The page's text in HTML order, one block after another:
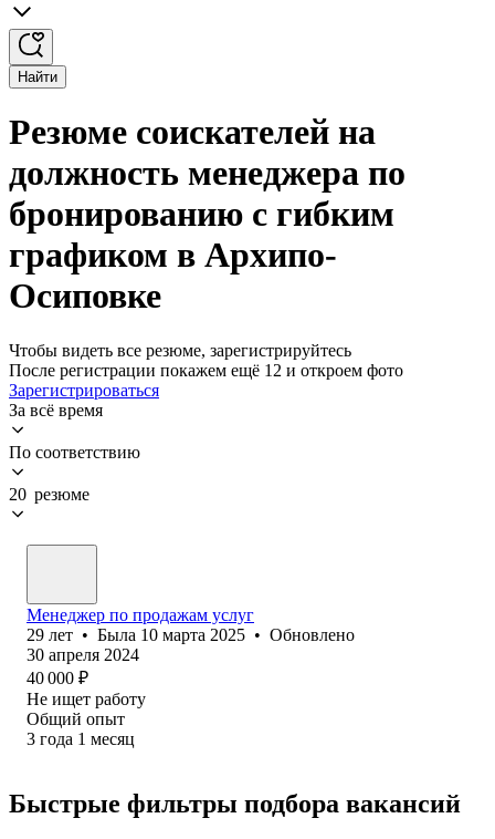
Найти
Резюме соискателей на
должность менеджера по
бронированию с гибким
графиком в Архипо-
Осиповке
Чтобы видеть все резюме, зарегистрируйтесь
После регистрации покажем ещё 12 и откроем фото
Зарегистрироваться
За всё время
По соответствию
20 резюме
Менеджер по продажам услуг
29 лет • Была 10 марта 2025 • Обновлено
30 апреля 2024
40 000 ₽
Не ищет работу
Общий опыт
3 года 1 месяц
Быстрые фильтры подбора вакансий